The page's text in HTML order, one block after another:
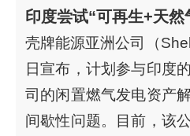
印度尝试“可再生+天然
壳牌能源亚洲公司（
日宣布，计划参与印度
司的闲置燃气发电资产
间歇性问题。目前，该